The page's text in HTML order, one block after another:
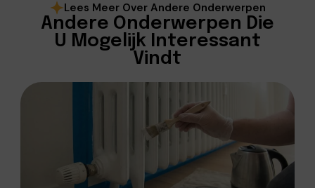
Lees Meer Over Andere Onderwerpen
Andere Onderwerpen Die
U Mogelijk Interessant
Vindt